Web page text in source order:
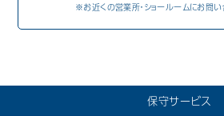
※お近くの営業所・ショールームにお問い
保守サービス